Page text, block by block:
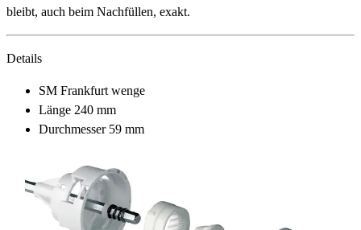
bleibt, auch beim Nachfüllen, exakt.
Details
SM Frankfurt wenge
Länge 240 mm
Durchmesser 59 mm